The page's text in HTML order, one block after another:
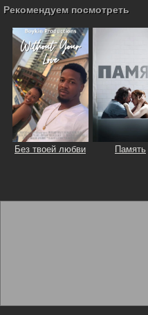
Рекомендуем посмотреть
Без твоей любви Память